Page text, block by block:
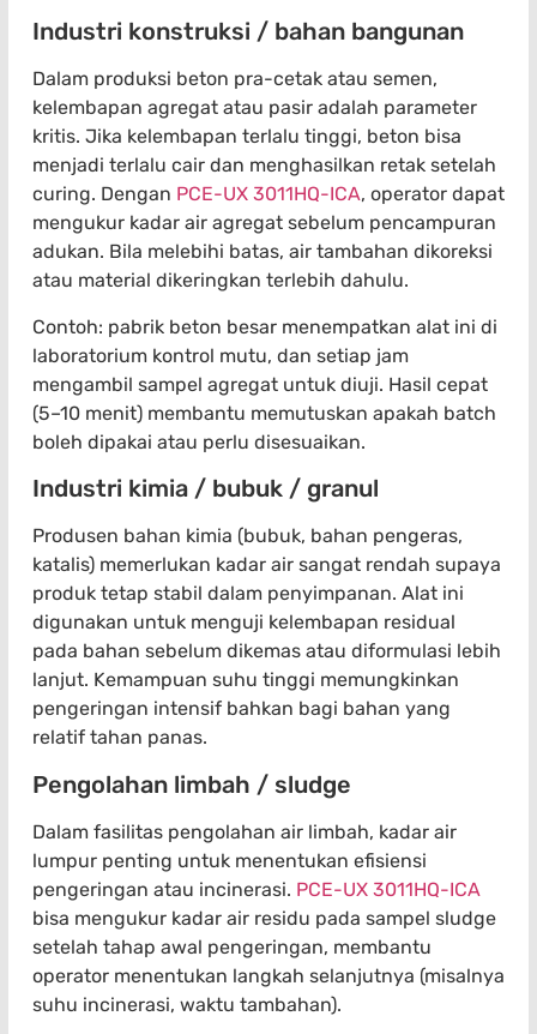
Industri konstruksi / bahan bangunan
Dalam produksi beton pra-cetak atau semen,
kelembapan agregat atau pasir adalah parameter
kritis. Jika kelembapan terlalu tinggi, beton bisa
menjadi terlalu cair dan menghasilkan retak setelah
curing. Dengan PCE-UX 3011HQ-ICA, operator dapat
mengukur kadar air agregat sebelum pencampuran
adukan. Bila melebihi batas, air tambahan dikoreksi
atau material dikeringkan terlebih dahulu.
Contoh: pabrik beton besar menempatkan alat ini di
laboratorium kontrol mutu, dan setiap jam
mengambil sampel agregat untuk diuji. Hasil cepat
(5–10 menit) membantu memutuskan apakah batch
boleh dipakai atau perlu disesuaikan.
Industri kimia / bubuk / granul
Produsen bahan kimia (bubuk, bahan pengeras,
katalis) memerlukan kadar air sangat rendah supaya
produk tetap stabil dalam penyimpanan. Alat ini
digunakan untuk menguji kelembapan residual
pada bahan sebelum dikemas atau diformulasi lebih
lanjut. Kemampuan suhu tinggi memungkinkan
pengeringan intensif bahkan bagi bahan yang
relatif tahan panas.
Pengolahan limbah / sludge
Dalam fasilitas pengolahan air limbah, kadar air
lumpur penting untuk menentukan efisiensi
pengeringan atau incinerasi. PCE-UX 3011HQ-ICA
bisa mengukur kadar air residu pada sampel sludge
setelah tahap awal pengeringan, membantu
operator menentukan langkah selanjutnya (misalnya
suhu incinerasi, waktu tambahan).